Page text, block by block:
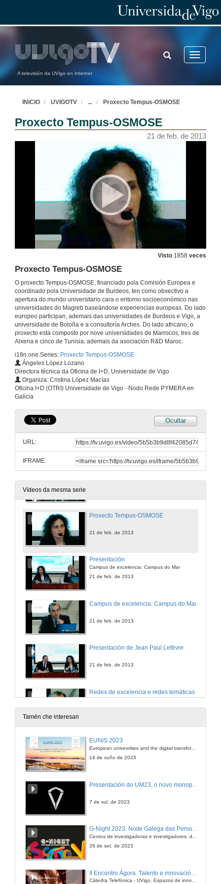
A televisión da UVigo en Internet
Toggle
TOGGLE
SEARCH
INICIO UVIGOTV ... Proxecto Tempus-OSMOSE
Proxecto Tempus-OSMOSE
21 de feb. de 2013
Visto 1858 veces
Proxecto Tempus-OSMOSE
O proxecto Tempus-OSMOSE, financiado pola Comisión Europea e
coordinado pola Universidade de Burdeos, ten como obxectivo a
apertura do mundo universitario cara o entorno socioeconómico nas
universidades do Magreb baseándose experiencias europeas. Do lado
europeo participan, ademais das universidades de Burdeos e Vigo, a
universidade de Boloña e a consultoría Arches. Do lado africano, o
proxecto está composto por nove universidades de Marrocos, tres de
Alxeria e cinco de Tunisia, ademais da asociación R&D Maroc.
i18n.one.Series: Proxecto Tempus-OSMOSE
Ángeles López Lozano
Directora técnica da Oficina de I+D, Universidade de Vigo
Organiza: Cristina López Macías
Oficina I+D (OTRI) Universidade de Vigo - Nodo Rede PYMERA en
Galicia
Ocultar
URL:
IFRAME:
Vídeos da mesma serie
Proxecto Tempus-OSMOSE
Proxecto Tempus-OSMOSE
21 de feb. de 2013
Proxecto Tempus-OSMOSE
Proxecto Tempus-OSMOSE
21 de feb. de 2013
Presentación
Campus de excelencia: Campus do Mar
21 de feb. de 2013
Campus de excelencia: Campus do Mar
21 de feb. de 2013
Presentación de Jean Paul Lefèvre
21 de feb. de 2013
Redes de excelencia e redes temáticas
21 de feb. de 2013
Tamén che interesan
EUNIS 2023
European univesrities and the digital transformation: challenges and opportunities ahead
14 de xuño de 2023
7 de xul. de 2023
G-Night 2023. Noite Galega das Persoas Investigadoras. Conciencias creativas
29 de set. de 2023
Cátedra Telefónica - UVigo. Espazos de innovación